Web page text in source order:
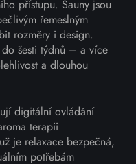
přístupu. Sauny jsou
řemeslným
rozměry i design.
šesti týdnů – a více
a dlouhou
digitální ovládání
terapii
je relaxace bezpečná,
potřebám